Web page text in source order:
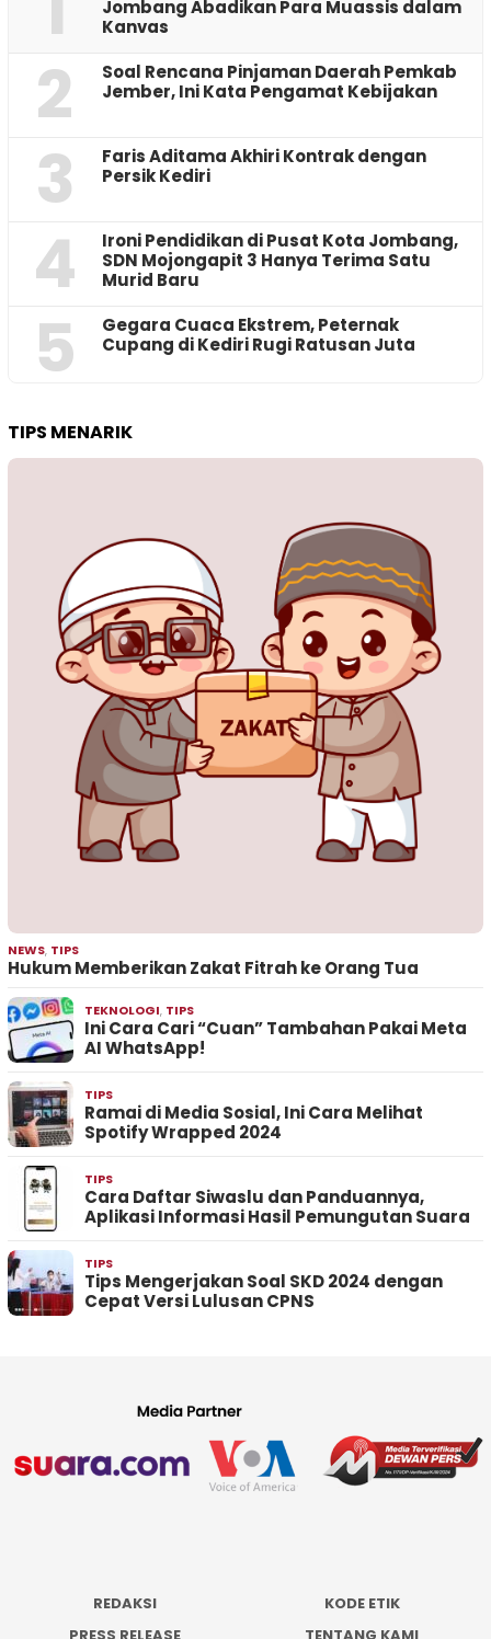
Jombang Abadikan Para Muassis dalam
Kanvas
2
‎Soal Rencana Pinjaman Daerah Pemkab
Jember, Ini Kata Pengamat Kebijakan ‎
3
Faris Aditama Akhiri Kontrak dengan
Persik Kediri
4
Ironi Pendidikan di Pusat Kota Jombang,
SDN Mojongapit 3 Hanya Terima Satu
Murid Baru
5
‎Gegara Cuaca Ekstrem, Peternak
Cupang di Kediri Rugi Ratusan Juta
TIPS MENARIK
NEWS, TIPS
Hukum Memberikan Zakat Fitrah ke Orang Tua
TEKNOLOGI, TIPS
Ini Cara Cari “Cuan” Tambahan Pakai Meta
AI WhatsApp!
TIPS
Ramai di Media Sosial, Ini Cara Melihat
Spotify Wrapped 2024
TIPS
Cara Daftar Siwaslu dan Panduannya,
Aplikasi Informasi Hasil Pemungutan Suara
TIPS
Tips Mengerjakan Soal SKD 2024 dengan
Cepat Versi Lulusan CPNS
REDAKSI
KODE ETIK
PRESS RELEASE
TENTANG KAMI